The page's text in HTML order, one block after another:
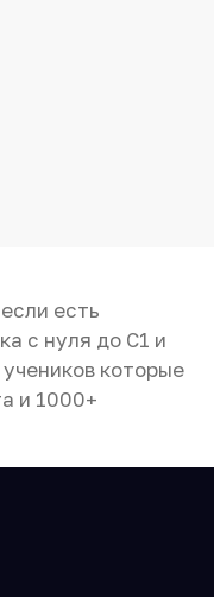
есть
с нуля до C1 и
которые
и 1000+